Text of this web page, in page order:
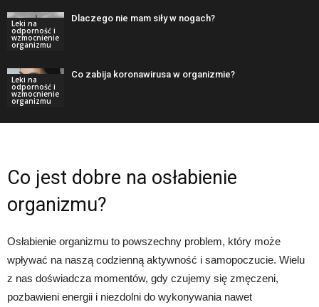
Leki na
odporność i
wzmocnienie
organizmu
Dlaczego nie mam siły w nogach?
Leki na
odporność i
wzmocnienie
organizmu
Co zabija koronawirusa w organizmie?
Co jest dobre na osłabienie
organizmu?
Osłabienie organizmu to powszechny problem, który może
wpływać na naszą codzienną aktywność i samopoczucie. Wielu
z nas doświadcza momentów, gdy czujemy się zmęczeni,
pozbawieni energii i niezdolni do wykonywania nawet